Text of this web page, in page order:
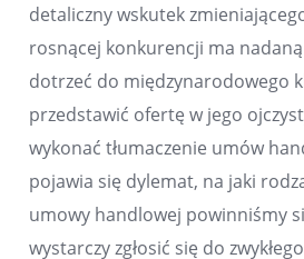
detaliczny wskutek
rosnącej konkurencji ma
dotrzeć do międzynarodowego
przedstawić ofertę w jego
wykonać tłumaczenie umów
pojawia się dylemat, na jaki
umowy handlowej powinniśmy
wystarczy zgłosić się do